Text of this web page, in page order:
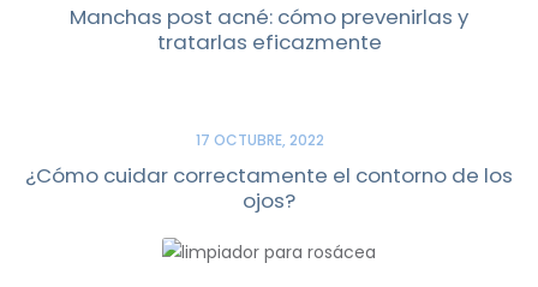
Manchas post acné: cómo prevenirlas y
tratarlas eficazmente
17 OCTUBRE, 2022
¿Cómo cuidar correctamente el contorno de los
ojos?